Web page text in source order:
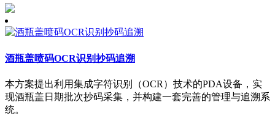
酒瓶盖喷码OCR识别抄码追溯
本方案提出利用集成字符识别（OCR）技术的PDA设备，实
现酒瓶盖日期批次抄码采集，并构建一套完善的管理与追溯系
统。